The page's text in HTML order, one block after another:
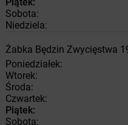
Sobota:
Niedziela:
Żabka Będzin Zwycięstwa
Poniedziałek:
Wtorek:
Środa:
Czwartek:
Piątek:
Sobota: